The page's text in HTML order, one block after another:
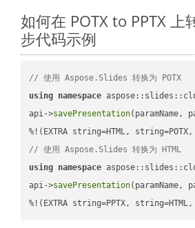
如何在 POTX to PPTX 上
步代码示例
// 使用 Aspose.Slides 转换为 POTX
using namespace
api->savePresentation(paramName,
// 使用 Aspose.Slides 转换为 HTML
using namespace
api->savePresentation(paramName,
%!(EXTRA string=PPTX,